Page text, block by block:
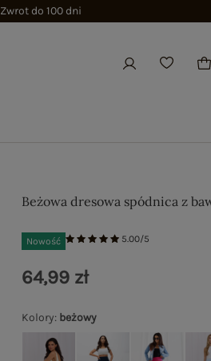
Zwrot do 100 dni
Beżowa dresowa spódnica z
Nowość 5.00/5
Kolory: beżowy
64,99 zł